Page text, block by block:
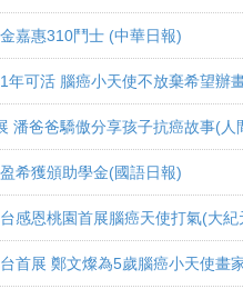
嘉惠310鬥士 (中華日報)
年可活 腦癌小天使不放棄希望辦
潘爸爸驕傲分享孩子抗癌故事(人
希獲頒助學金(國語日報)
感恩桃園首展腦癌天使打氣(大紀
首展 鄭文燦為5歲腦癌小天使畫